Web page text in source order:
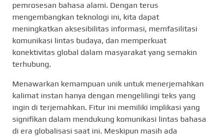
pemrosesan bahasa alami. Dengan terus
mengembangkan teknologi ini, kita dapat
meningkatkan aksesibilitas informasi, memfasilitasi
komunikasi lintas budaya, dan memperkuat
konektivitas global dalam masyarakat yang semakin
terhubung.
Menawarkan kemampuan unik untuk menerjemahkan
kalimat instan hanya dengan mengelilingi teks yang
ingin di terjemahkan. Fitur ini memiliki implikasi yang
signifikan dalam mendukung komunikasi lintas bahasa
di era globalisasi saat ini. Meskipun masih ada